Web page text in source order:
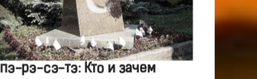
рэ-сэ-тэ: Кто и зачем